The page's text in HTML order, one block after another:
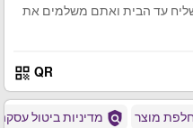
עד הבית ואתם משלמים את
QR
qr_code
מוצר policy מדיניות ביטול